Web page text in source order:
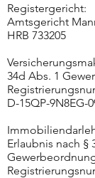
Registergericht:
Amtsgericht
HRB 733205
34d Abs. 1
D-15QP-9N8EG-
Erlaubnis nach §